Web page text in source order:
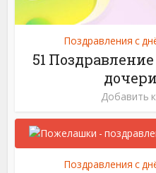
Поздравления с
51
Добавить
Поздравления с